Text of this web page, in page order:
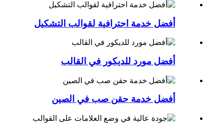
أفضل خدمة احترافية لقوالب التشكيل
أفضل مورد للديكور في القالب
أفضل خدمة حقن صب في الصين